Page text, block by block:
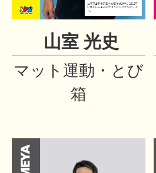
山室 光史
マット運動・とび
箱